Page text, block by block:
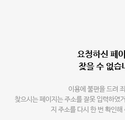
요청하신 페
찾을 수 없습
이용에 불편을 드려
찾으시는 페이지는 주소를 잘못 입력하였
지 주소를 다시 한 번 확인해